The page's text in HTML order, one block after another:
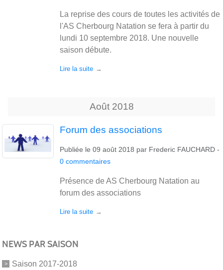
La reprise des cours de toutes les activités de
l'AS Cherbourg Natation se fera à partir du
lundi 10 septembre 2018. Une nouvelle
saison débute.
Lire la suite
Août 2018
Forum des associations
Publiée le 09 août 2018 par Frederic FAUCHARD -
0 commentaires
Présence de AS Cherbourg Natation au
forum des associations
Lire la suite
NEWS PAR SAISON
Saison 2017-2018